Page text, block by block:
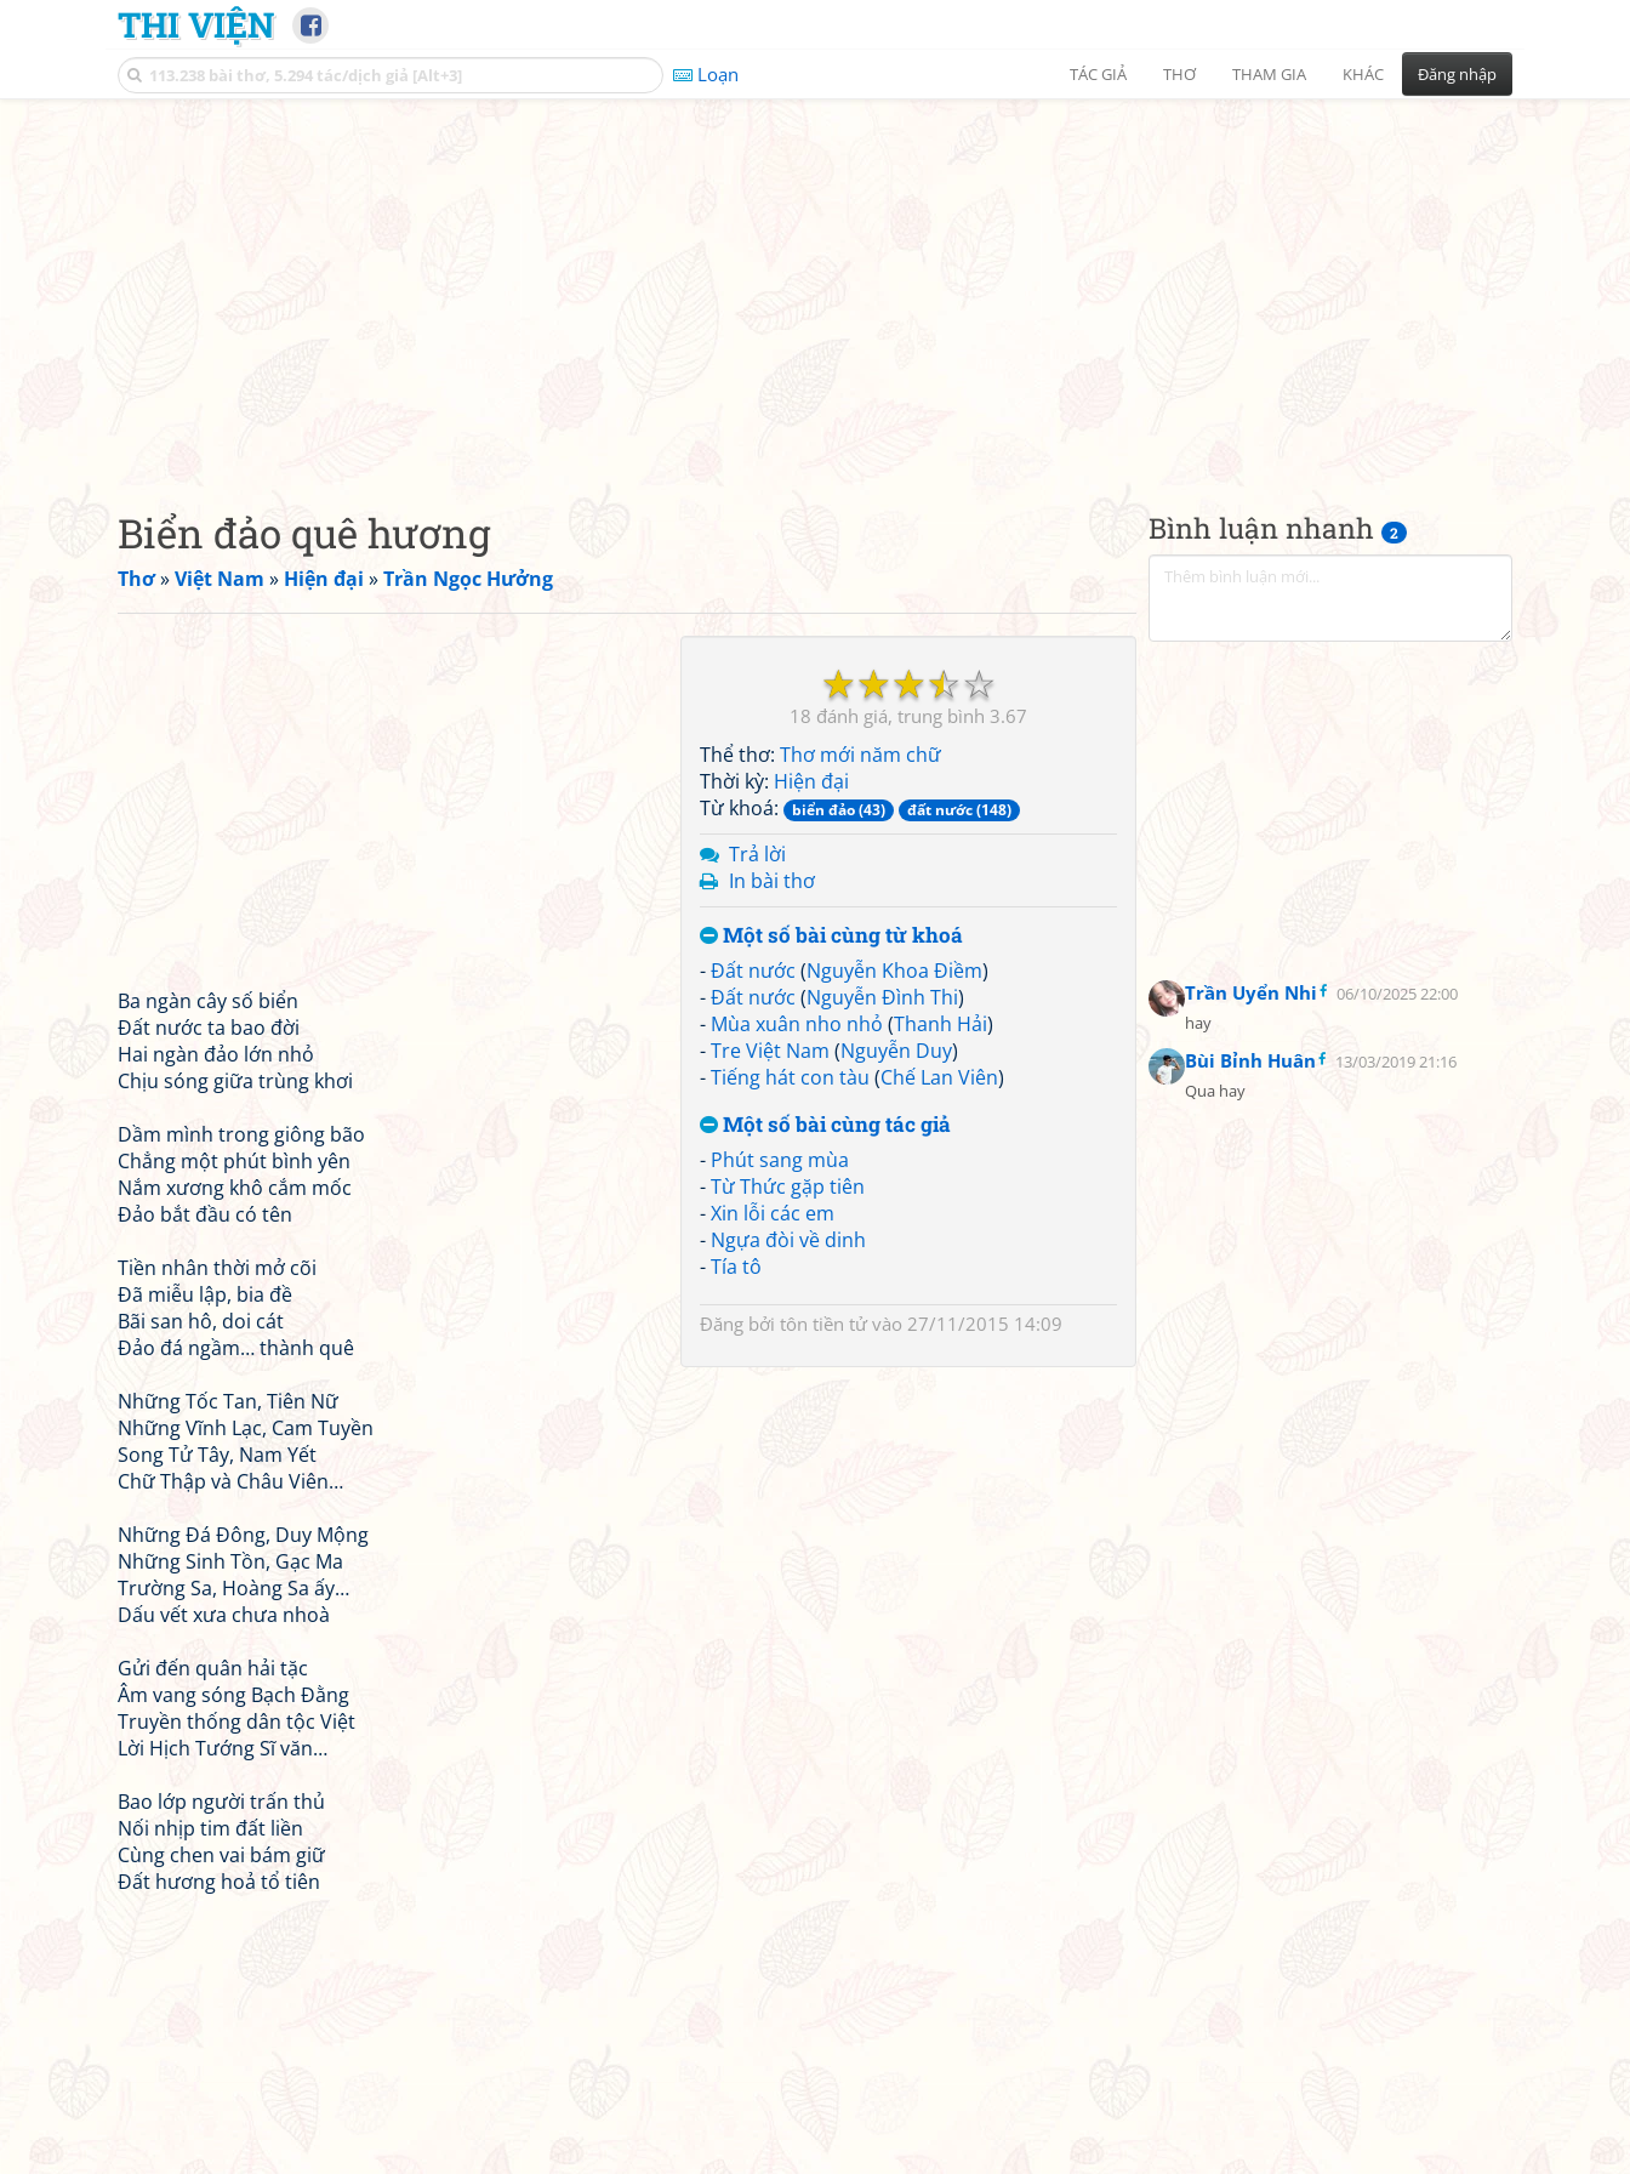
THI VIỆN
Loạn TÁC GIẢ THƠ THAM GIA KHÁC Đăng nhập
Bình luận nhanh 2
Trần Uyển Nhi
06/10/2025 22:00
hay
Bùi Bỉnh Huân
13/03/2019 21:16
Qua hay
Biển đảo quê hương
Thơ»Việt Nam » Hiện đại »Trần Ngọc Hưởng
☆
☆
☆
☆
☆
18 3.67
Thể thơ: Thơ mới năm chữ
Thời kỳ: Hiện đại
Từ khoá:
biển đảo (43) đất nước (148)
Trả lời
In bài thơ
Một số bài cùng từ khoá
-Đất nước (Nguyễn Khoa Điềm)
-Đất nước (Nguyễn Đình Thi)
- Mùa xuân nho nhỏ (Thanh Hải)
-Tre Việt Nam (Nguyễn Duy)
-Tiếng hát con tàu (Chế Lan Viên)
Một số bài cùng tác giả
- Phút sang mùa
-Từ Thức gặp tiên
-Xin lỗi các em
- Ngựa đòi về dinh
-Tía tô
Đăng bởi tôn tiền tửvào 27/11/2015 14:09
Ba ngàn cây số biển
Đất nước ta bao đời
Hai ngàn đảo lớn nhỏ
Chịu sóng giữa trùng khơi
Dầm mình trong giông bão
Chẳng một phút bình yên
Nắm xương khô cắm mốc
Đảo bắt đầu có tên
Tiền nhân thời mở cõi
Đã miễu lập, bia đề
Bãi san hô, doi cát
Đảo đá ngầm… thành quê
Những Tốc Tan, Tiên Nữ
Những Vĩnh Lạc, Cam Tuyền
Song Tử Tây, Nam Yết
Chữ Thập và Châu Viên…
Những Đá Đông, Duy Mộng
Những Sinh Tồn, Gạc Ma
Trường Sa, Hoàng Sa ấy…
Dấu vết xưa chưa nhoà
Gửi đến quân hải tặc
Âm vang sóng Bạch Đằng
Truyền thống dân tộc Việt
Lời Hịch Tướng Sĩ văn…
Bao lớp người trấn thủ
Nối nhịp tim đất liền
Cùng chen vai bám giữ
Đất hương hoả tổ tiên